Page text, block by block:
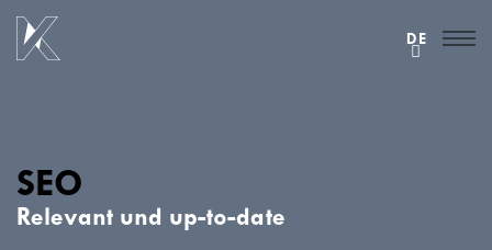
DE
SEO
Relevant und up-to-date